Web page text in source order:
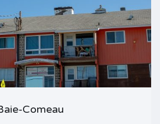
Comeau